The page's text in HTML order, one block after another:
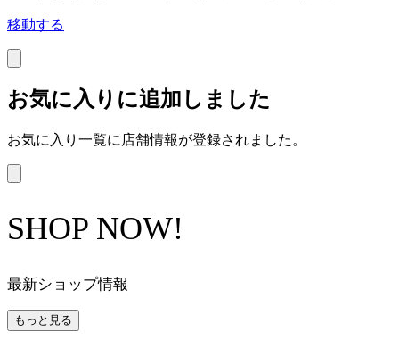
移動する
お気に入りに追加しました
お気に入り一覧に店舗情報が登録されました。
SHOP NOW!
最新ショップ情報
もっと見る